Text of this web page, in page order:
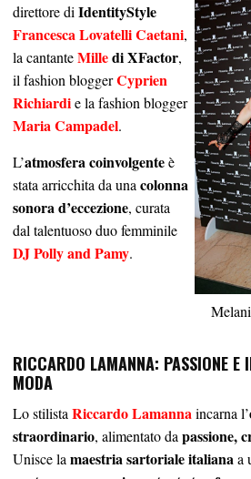
direttore diIdentityStyle
Francesca Lovatelli Caetani,
la cantanteMilledi XFactor,
il fashion bloggerCyprien
Richiardie la fashion blogger
Maria Campadel.
L’atmosfera coinvolgenteè
stata arricchita da unacolonna
sonora d’eccezione, curata
dal talentuoso duo femminile
DJ Polly and Pamy.
RICCARDO LAMANNA: PASSIONE E
MODA
Lo stilista Riccardo Lamanna incarna l’
straordinario, alimentato da passione,
Unisce la maestria sartoriale italiana a